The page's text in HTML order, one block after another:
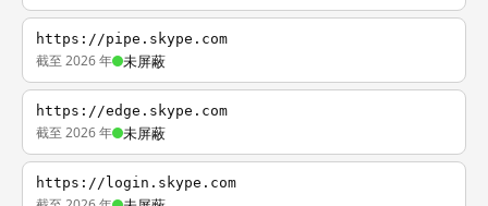
https://pipe.skype.com
截至 2026 年 未屏蔽
https://edge.skype.com
截至 2026 年 未屏蔽
https://login.skype.com